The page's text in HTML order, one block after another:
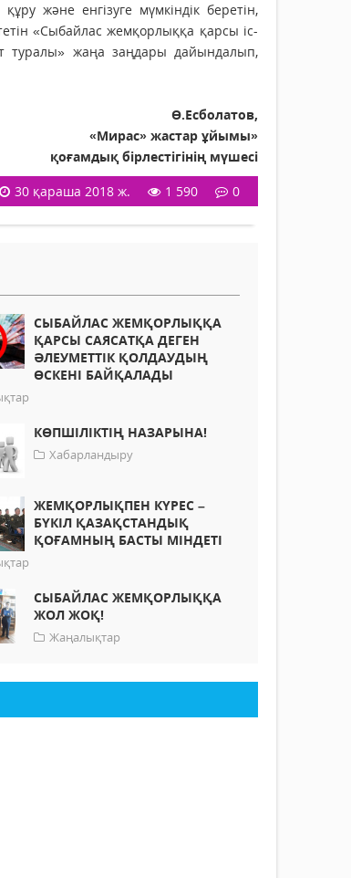
және енгізуге мүмкіндік беретін,
«Сыбайлас жемқорлыққа қарсы іс-
туралы» жаңа заңдары дайындалып,
Ө.Есболатов,
«Мирас» жастар ұйымы»
қоғамдық бірлестігінің мүшесі
30 қараша 2018 ж. 1 590 0
СЫБАЙЛАС ЖЕМҚОРЛЫҚҚА
ҚАРСЫ САЯСАТҚА ДЕГЕН
ӘЛЕУМЕТТІК ҚОЛДАУДЫҢ
ӨСКЕНІ БАЙҚАЛАДЫ
КӨПШІЛІКТІҢ НАЗАРЫНА!
Хабарландыру
ЖЕМҚОРЛЫҚПЕН КҮРЕС –
БҮКІЛ ҚАЗАҚСТАНДЫҚ
ҚОҒАМНЫҢ БАСТЫ МІНДЕТІ
СЫБАЙЛАС ЖЕМҚОРЛЫҚҚА
ЖОЛ ЖОҚ!
Жаңалықтар